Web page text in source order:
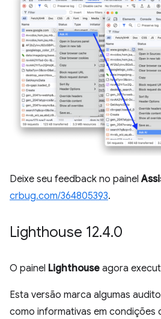
Deixe seu feedback no painel
crbug.com/364805393.
Lighthouse 12.4.0
O painel Lighthouse agora
Esta versão marca algumas
como informativas em condições